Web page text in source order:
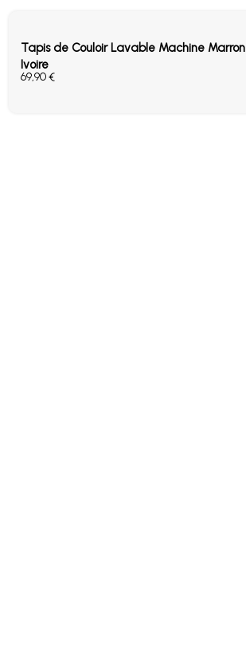
Tapis de Couloir Lavable Machine Marron
Ivoire
€